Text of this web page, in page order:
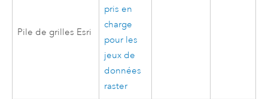
Pile de grilles Esri
pris en
charge
pour les
jeux de
données
raster